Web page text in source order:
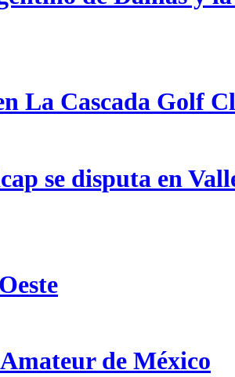
La Cascada Golf
se disputa en
de México